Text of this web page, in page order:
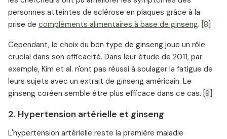
personnes atteintes de sclérose en plaques grâce à la
prise de compléments alimentaires à base de ginseng. [8]
Cependant, le choix du bon type de ginseng joue un rôle
crucial dans son efficacité. Dans leur étude de 2011, par
exemple, Kim et al. n'ont pas réussi à soulager la fatigue de
leurs sujets avec un extrait de ginseng américain. Le
ginseng coréen semble être plus efficace dans ce cas. [9]
2. Hypertension artérielle et ginseng
L'hypertension artérielle reste la première maladie